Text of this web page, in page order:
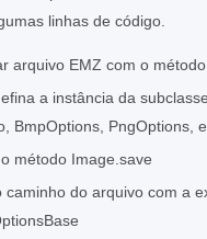
linhas de código.
arquivo EMZ com o
a instância da
BmpOptions, PngOptions,
método Image.save
caminho do arquivo com a